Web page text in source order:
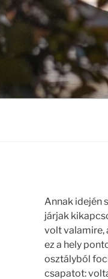
Annak idején
járjak
volt valamire,
ez a hely
osztályból
csapatot: